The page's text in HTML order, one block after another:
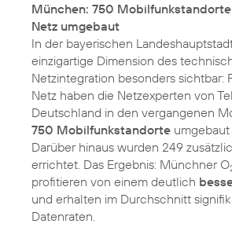
München: 750
Netz umgebaut
In der bayerischen
einzigartige Dimension des
Netzintegration besonders sichtbar:
Netz haben die Netzexperten von
Deutschland in den vergangenen
750 Mobilfunkstandorte
Darüber hinaus wurden 249
errichtet. Das Ergebnis: Münchner O
profitieren von einem deutlich
und erhalten im Durchschnitt
Datenraten.